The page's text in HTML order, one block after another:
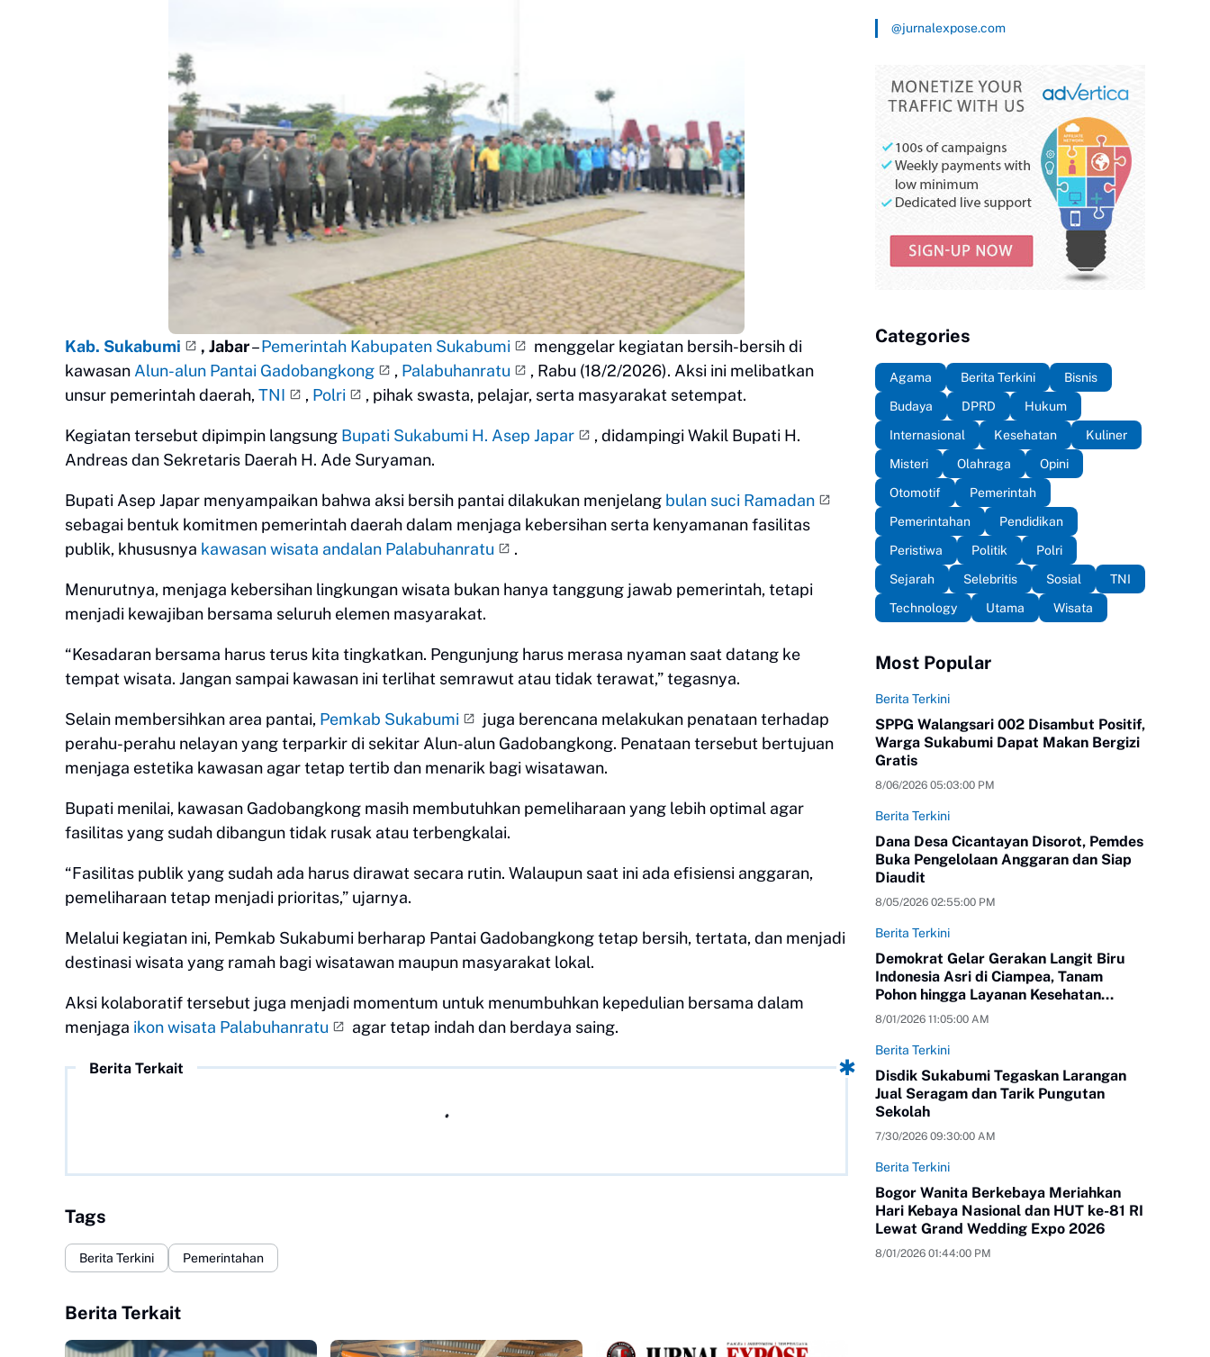
Kab. Sukabumi , Jabar–Pemerintah Kabupaten Sukabumi
menggelar kegiatan bersih-bersih di
kawasan Alun-alun Pantai Gadobangkong , Palabuhanratu
, Rabu (18/2/2026). Aksi ini melibatkan
unsur pemerintah daerah, TNI , Polri , pihak swasta, pelajar, serta masyarakat setempat.
Kegiatan tersebut dipimpin langsung Bupati Sukabumi H. Asep Japar
, didampingi Wakil Bupati H.
Andreas dan Sekretaris Daerah H. Ade Suryaman.
Bupati Asep Japar menyampaikan bahwa aksi bersih pantai dilakukan menjelang bulan suci Ramadan
sebagai bentuk komitmen pemerintah daerah dalam menjaga kebersihan serta kenyamanan fasilitas
publik, khususnya kawasan wisata andalan Palabuhanratu .
Menurutnya, menjaga kebersihan lingkungan wisata bukan hanya tanggung jawab pemerintah, tetapi
menjadi kewajiban bersama seluruh elemen masyarakat.
“Kesadaran bersama harus terus kita tingkatkan. Pengunjung harus merasa nyaman saat datang ke
tempat wisata. Jangan sampai kawasan ini terlihat semrawut atau tidak terawat,” tegasnya.
Selain membersihkan area pantai, Pemkab Sukabumi
juga berencana melakukan penataan terhadap
perahu-perahu nelayan yang terparkir di sekitar Alun-alun Gadobangkong. Penataan tersebut bertujuan
menjaga estetika kawasan agar tetap tertib dan menarik bagi wisatawan.
Bupati menilai, kawasan Gadobangkong masih membutuhkan pemeliharaan yang lebih optimal agar
fasilitas yang sudah dibangun tidak rusak atau terbengkalai.
“Fasilitas publik yang sudah ada harus dirawat secara rutin. Walaupun saat ini ada efisiensi anggaran,
pemeliharaan tetap menjadi prioritas,” ujarnya.
Melalui kegiatan ini, Pemkab Sukabumi berharap Pantai Gadobangkong tetap bersih, tertata, dan menjadi
destinasi wisata yang ramah bagi wisatawan maupun masyarakat lokal.
Aksi kolaboratif tersebut juga menjadi momentum untuk menumbuhkan kepedulian bersama dalam
menjaga ikon wisata Palabuhanratu agar tetap indah dan berdaya saing.
Berita Terkait
Tags
Berita Terkini Pemerintahan
Berita Terkait
@jurnalexpose.com
Categories
Agama Berita Terkini
Bisnis
Budaya
DPRD
Hukum
Internasional
Kesehatan
Kuliner
Misteri
Olahraga
Opini
Otomotif
Pemerintah
Pemerintahan
Pendidikan
Peristiwa
Politik
Polri
Sejarah
Selebritis Sosial
TNI
Technology
Utama Wisata
Most Popular
Berita Terkini
SPPG Walangsari 002 Disambut Positif,
Warga Sukabumi Dapat Makan Bergizi
Gratis
8/06/2026 05:03:00 PM
Berita Terkini
Dana Desa Cicantayan Disorot, Pemdes
Buka Pengelolaan Anggaran dan Siap
Diaudit
8/05/2026 02:55:00 PM
Berita Terkini
Demokrat Gelar Gerakan Langit Biru
Indonesia Asri di Ciampea, Tanam
Pohon hingga Layanan Kesehatan
Gratis
8/01/2026 11:05:00 AM
Berita Terkini
Disdik Sukabumi Tegaskan Larangan
Jual Seragam dan Tarik Pungutan
Sekolah
7/30/2026 09:30:00 AM
Berita Terkini
Bogor Wanita Berkebaya Meriahkan
Hari Kebaya Nasional dan HUT ke-81 RI
Lewat Grand Wedding Expo 2026
8/01/2026 01:44:00 PM